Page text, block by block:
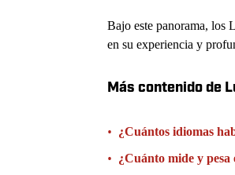
Bajo este panorama, los
en su experiencia y
Más contenido de
• ¿Cuántos idiomas
• ¿Cuánto mide y